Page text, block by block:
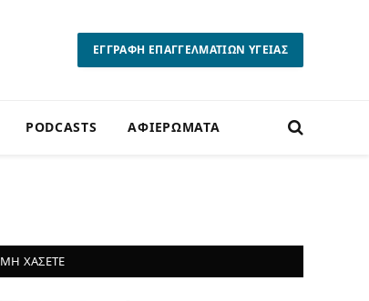
ΕΓΓΡΑΦΗ ΕΠΑΓΓΕΛΜΑΤΙΩΝ ΥΓΕΙΑΣ
PODCASTS ΑΦΙΕΡΩΜΑΤΑ
ΜΗ ΧΑΣΕΤΕ